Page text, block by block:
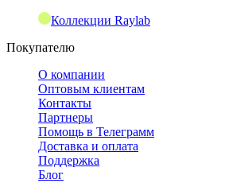
Коллекции Raylab
Покупателю
О компании
Оптовым клиентам
Контакты
Партнеры
Помощь в Телеграмм
Доставка и оплата
Поддержка
Блог